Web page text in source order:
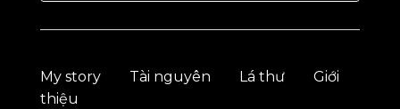
My story Tài nguyên Lá thư
Giới
thiệu